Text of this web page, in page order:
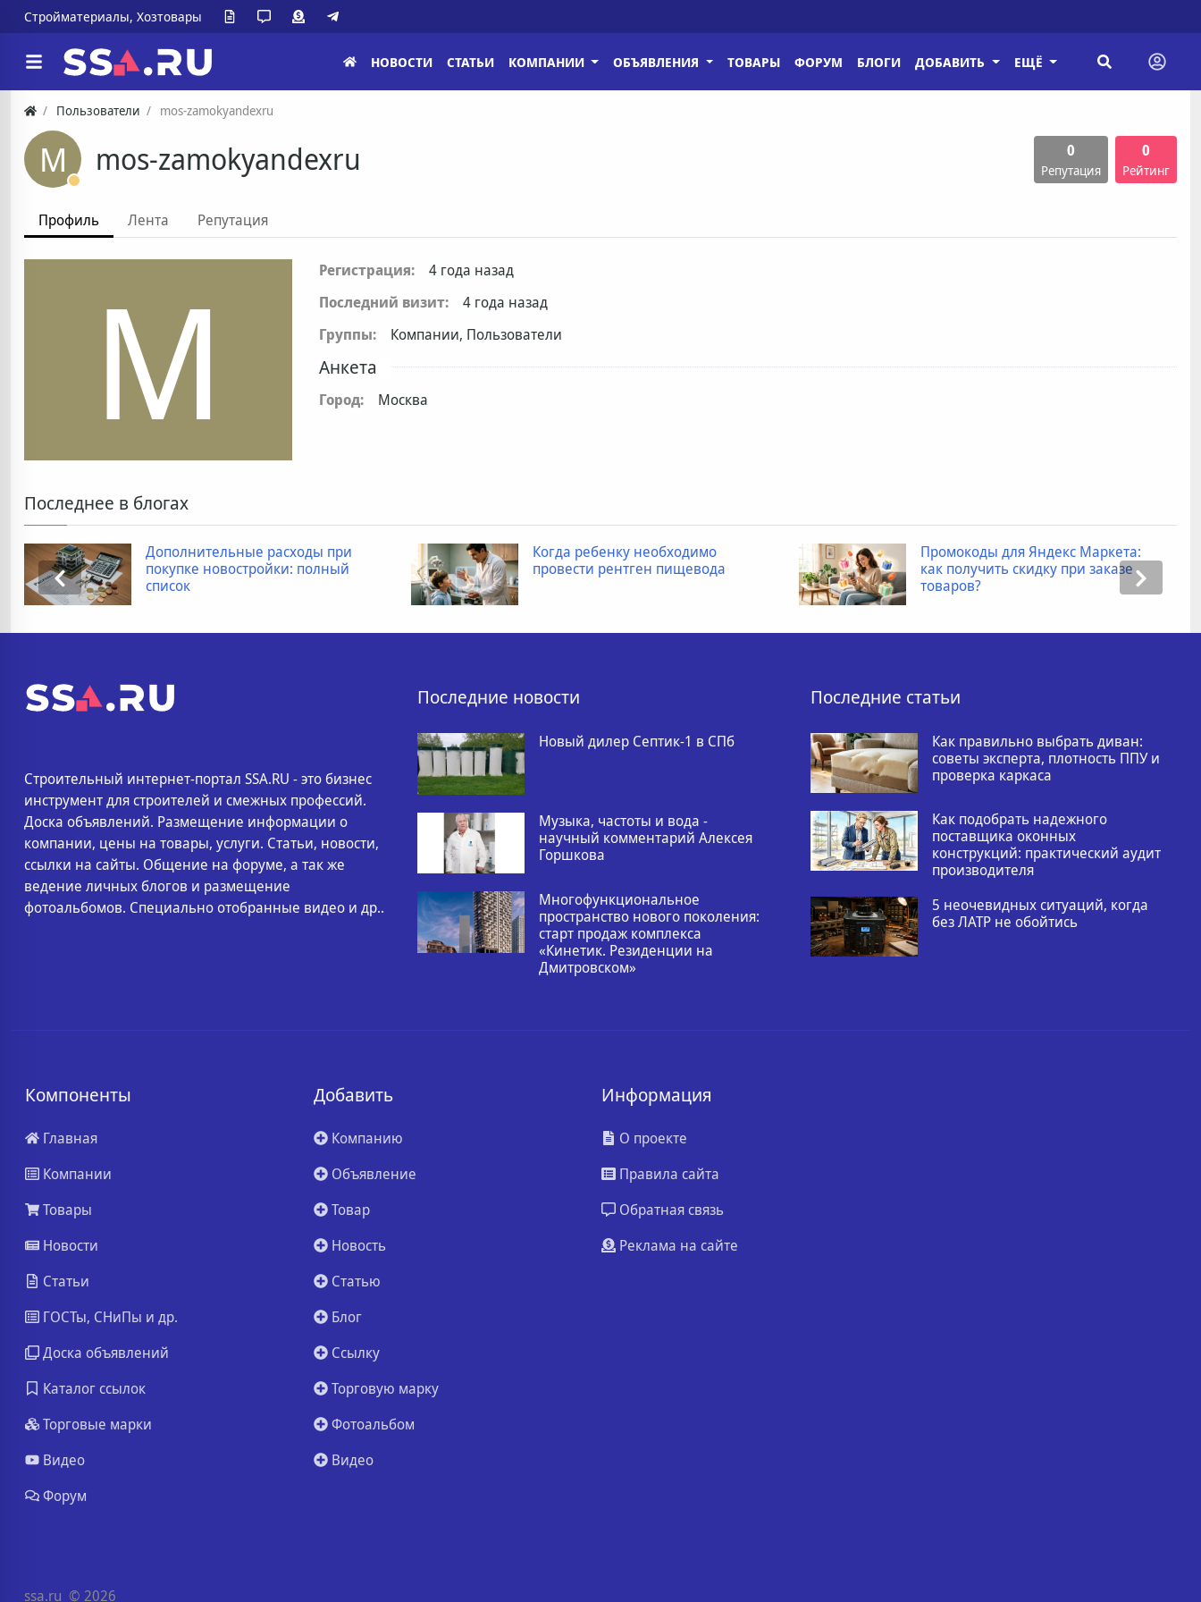
Стройматериалы, Хозтовары
НОВОСТИ СТАТЬИ КОМПАНИИ ОБЪЯВЛЕНИЯ ТОВАРЫ ФОРУМ БЛОГИ ДОБАВИТЬ ЕЩЁ
Пользователи mos-zamokyandexru
M mos-zamokyandexru 0
Репутация
0
Рейтинг
Профиль Лента Репутация
M Регистрация:
4 года назад
Последний визит:
4 года назад
Группы:
Компании, Пользователи
Анкета
Город: Москва
Последнее в блогах
Дополнительные расходы при
покупке новостройки: полный
список
Когда ребенку необходимо
провести рентген пищевода
Промокоды для Яндекс Маркета:
как получить скидку при заказе
товаров?
Строительный интернет-портал SSA.RU - это бизнес
инструмент для строителей и смежных профессий.
Доска объявлений. Размещение информации о
компании, цены на товары, услуги. Статьи, новости,
ссылки на сайты. Общение на форуме, а так же
ведение личных блогов и размещение
фотоальбомов. Специально отобранные видео и др..
Последние новости
Новый дилер Септик-1 в СПб
Музыка, частоты и вода -
научный комментарий Алексея
Горшкова
Многофункциональное
пространство нового поколения:
старт продаж комплекса
«Кинетик. Резиденции на
Дмитровском»
Последние статьи
Как правильно выбрать диван:
советы эксперта, плотность ППУ и
проверка каркаса
Как подобрать надежного
поставщика оконных
конструкций: практический аудит
производителя
5 неочевидных ситуаций, когда
без ЛАТР не обойтись
Компоненты
Главная
Компании
Товары
Новости
Статьи
ГОСТы, СНиПы и др.
Доска объявлений
Каталог ссылок
Торговые марки
Видео
Форум
Добавить
Компанию
Объявление
Товар
Новость
Статью
Блог
Ссылку
Торговую марку
Фотоальбом
Видео
Информация
О проекте
Правила сайта
Обратная связь
Реклама на сайте
ssa.ru © 2026